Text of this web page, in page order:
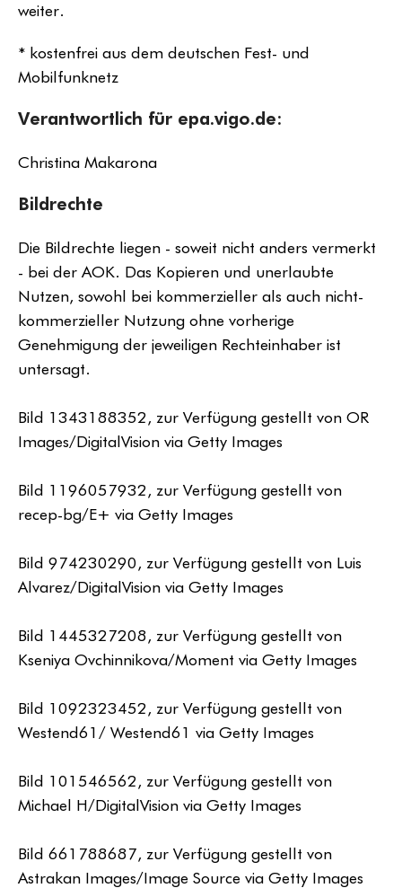
weiter.
* kostenfrei aus dem deutschen Fest- und
Mobilfunknetz
Verantwortlich für epa.vigo.de:
Christina Makarona
Bildrechte
Die Bildrechte liegen - soweit nicht anders vermerkt
- bei der AOK. Das Kopieren und unerlaubte
Nutzen, sowohl bei kommerzieller als auch nicht-
kommerzieller Nutzung ohne vorherige
Genehmigung der jeweiligen Rechteinhaber ist
untersagt.
Bild 1343188352, zur Verfügung gestellt von OR
Images/DigitalVision via Getty Images
Bild 1196057932, zur Verfügung gestellt von
recep-bg/E+ via Getty Images
Bild 974230290, zur Verfügung gestellt von Luis
Alvarez/DigitalVision via Getty Images
Bild 1445327208, zur Verfügung gestellt von
Kseniya Ovchinnikova/Moment via Getty Images
Bild 1092323452, zur Verfügung gestellt von
Westend61/ Westend61 via Getty Images
Bild 101546562, zur Verfügung gestellt von
Michael H/DigitalVision via Getty Images
Bild 661788687, zur Verfügung gestellt von
Astrakan Images/Image Source via Getty Images